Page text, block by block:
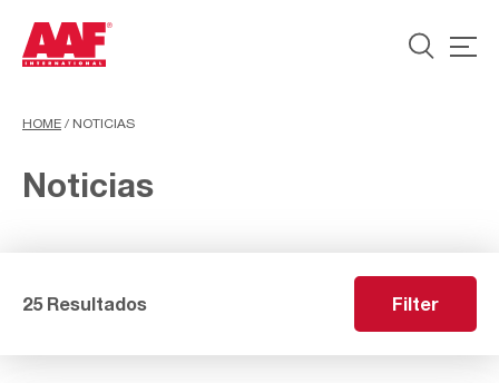
HOME / NOTICIAS
Noticias
25 Resultados Filter